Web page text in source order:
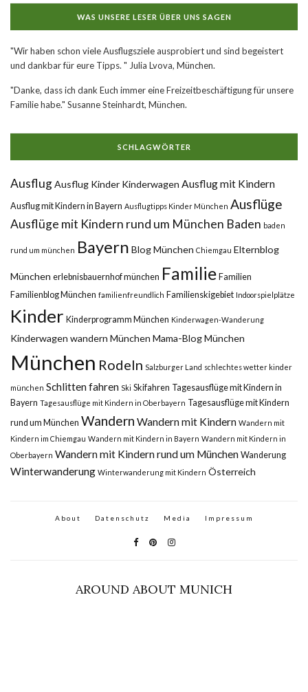
WAS UNSERE LESER ÜBER UNS SAGEN
"Wir haben schon viele Ausflugsziele ausprobiert und sind begeistert
und dankbar für eure Tipps. " Julia Lvova, München.
"Danke, dass ich dank Euch immer eine Freizeitbeschäftigung für unsere
Familie habe." Susanne Steinhardt, München.
SCHLAGWÖRTER
AusflugAusflug Kinder Kinderwagen Ausflug mit Kindern
Ausflug mit Kindern in Bayern Ausflugtipps Kinder München Ausflüge
Ausflüge mit Kindern rund um München Baden baden
rund um münchen Bayern Blog München Chiemgau Elternblog
München erlebnisbauernhof münchen Familie Familien
Familienblog München familienfreundlich Familienskigebiet Indoorspielplätze
Kinder Kinderprogramm München Kinderwagen-Wanderung
Kinderwagen wandern München Mama-Blog München
München Rodeln Salzburger Land schlechtes wetter kinder
münchen Schlitten fahren Ski Skifahren Tagesausflüge mit Kindern in
Bayern Tagesausflüge mit Kindern in Oberbayern Tagesausflüge mit Kindern
rund um München Wandern Wandern mit Kindern Wandern mit
Kindern im Chiemgau Wandern mit Kindern in Bayern Wandern mit Kindern in
Oberbayern Wandern mit Kindern rund um München Wanderung
Winterwanderung Winterwanderung mit Kindern Österreich
About Datenschutz Media Impressum
AROUND ABOUT MUNICH